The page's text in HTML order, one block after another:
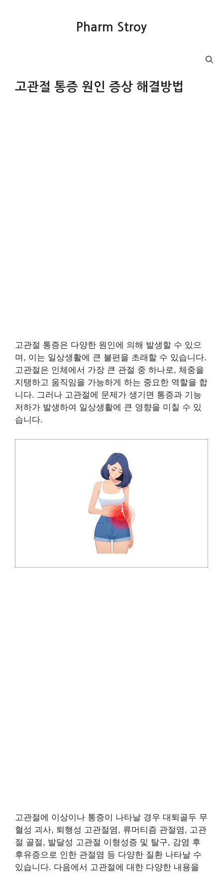
Pharm Stroy
고관절 통증 원인 증상 해결방법
고관절 통증은 다양한 원인에 의해 발생할 수 있으
며, 이는 일상생활에 큰 불편을 초래할 수 있습니다.
고관절은 인체에서 가장 큰 관절 중 하나로, 체중을
지탱하고 움직임을 가능하게 하는 중요한 역할을 합
니다. 그러나 고관절에 문제가 생기면 통증과 기능
저하가 발생하여 일상생활에 큰 영향을 미칠 수 있
습니다.
고관절에 이상이나 통증이 나타날 경우 대퇴골두 무
혈성 괴사, 퇴행성 고관절염, 류머티즘 관절염, 고관
절 골절, 발달성 고관절 이형성증 및 탈구, 감염 후
후유증으로 인한 관절염 등 다양한 질환 나타날 수
있습니다. 다음에서 고관절에 대한 다양한 내용을